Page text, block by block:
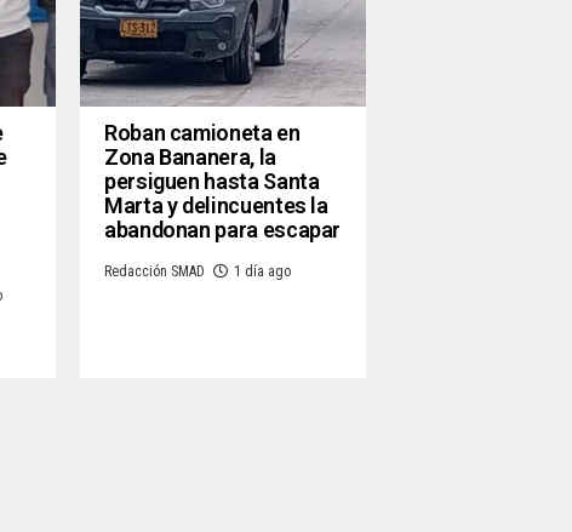
Roban camioneta en
Zona Bananera, la
persiguen hasta Santa
Marta y delincuentes la
abandonan para escapar
Redacción SMAD 1 día ago